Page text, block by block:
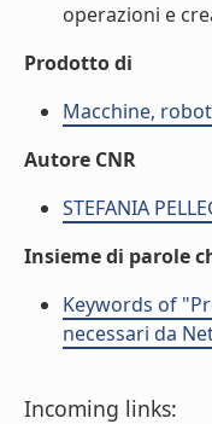
operazioni e
Prodotto di
Macchine,
Autore CNR
STEFANIA
Insieme di parole
Keywords of
necessari da
Incoming links: